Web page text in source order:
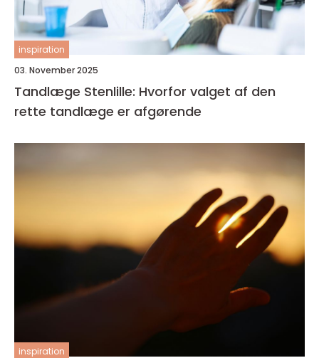
inspiration
03. November 2025
Tandlæge Stenlille: Hvorfor valget af den
rette tandlæge er afgørende
inspiration